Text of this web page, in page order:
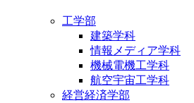
工学部
建築学科
情報メディア学科
機械電機工学科
航空宇宙工学科
経営経済学部